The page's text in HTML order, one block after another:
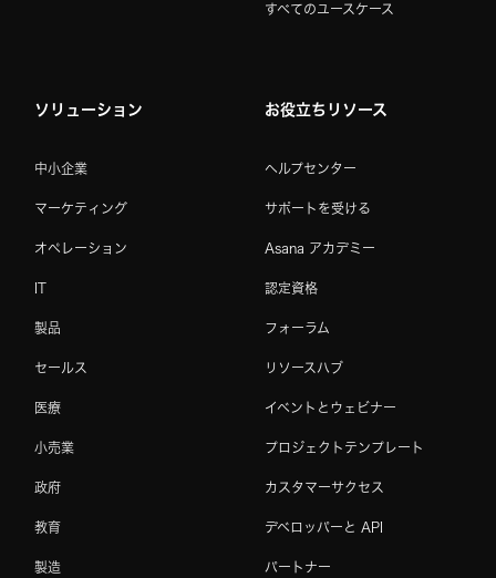
すべてのユースケース
ソリューション
中小企業
マーケティング
オペレーション
IT
製品
セールス
医療
小売業
政府
教育
製造
お役立ちリソース
ヘルプセンター
サポートを受ける
Asana アカデミー
認定資格
フォーラム
リソースハブ
イベントとウェビナー
プロジェクトテンプレート
カスタマーサクセス
デベロッパーと API
パートナー